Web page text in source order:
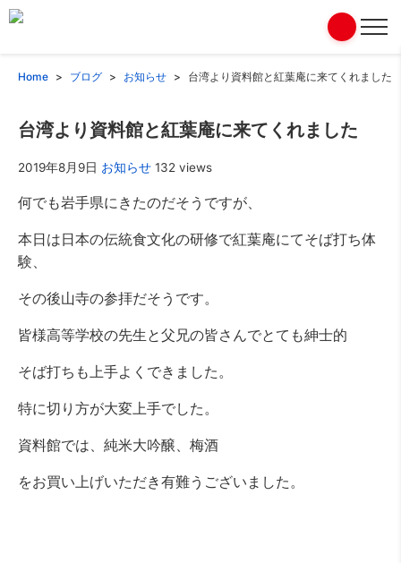
Home ブログ お知らせ 台湾より資料館と紅葉庵に来てくれました
台湾より資料館と紅葉庵に来てくれました
2019年8月9日 お知らせ 132 views
何でも岩手県にきたのだそうですが、
本日は日本の伝統食文化の研修で紅葉庵にてそば打ち体
験、
その後山寺の参拝だそうです。
皆様高等学校の先生と父兄の皆さんでとても紳士的
そば打ちも上手よくできました。
特に切り方が大変上手でした。
資料館では、純米大吟醸、梅酒
をお買い上げいただき有難うございました。